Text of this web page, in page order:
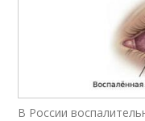
В России